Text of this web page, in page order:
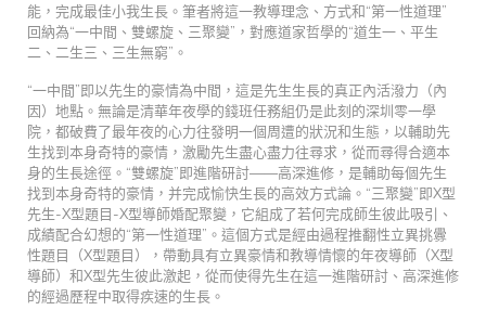
能，完成最佳小我生長。筆者將這一教導理念、方式和“第一性道理”
回納為“一中間、雙螺旋、三聚變”，對應道家哲學的“道生一、平生
二、二生三、三生無窮”。
“一中間”即以先生的豪情為中間，這是先生生長的真正內活潑力（內
因）地點。無論是清華年夜學的錢班任務組仍是此刻的深圳零一學
院，都破費了最年夜的心力往發明一個周遭的狀況和生態，以輔助先
生找到本身奇特的豪情，激勵先生盡心盡力往尋求，從而尋得合適本
身的生長途徑。“雙螺旋”即進階研討——高深進修，是輔助每個先生
找到本身奇特的豪情，并完成愉快生長的高效方式論。“三聚變”即X型
先生-X型題目-X型導師婚配聚變，它組成了若何完成師生彼此吸引、
成績配合幻想的“第一性道理”。這個方式是經由過程推翻性立異挑釁
性題目（X型題目），帶動具有立異豪情和教導情懷的年夜導師（X型
導師）和X型先生彼此激起，從而使得先生在這一進階研討、高深進修
的經過歷程中取得疾速的生長。